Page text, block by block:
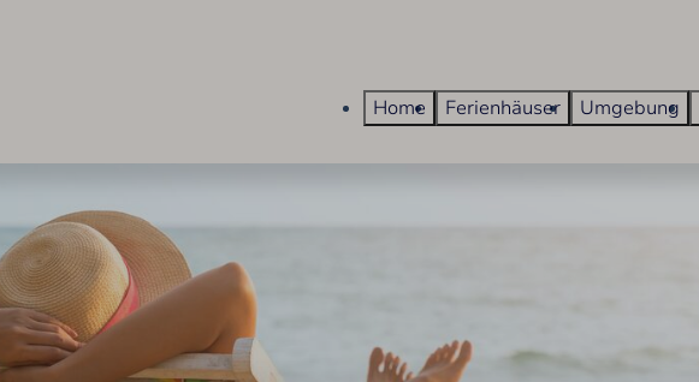
Home Ferienhäuser Umgebung